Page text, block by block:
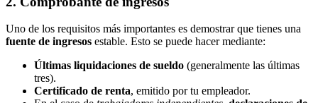
Uno de los requisitos más importantes es demostrar que tienes una
fuente de ingresos estable. Esto se puede hacer mediante:
Últimas liquidaciones de sueldo (generalmente las últimas
tres).
Certificado de renta, emitido por tu empleador.